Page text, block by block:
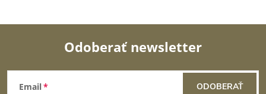
Z
Odoberať newsletter
Email ODOBERAŤ